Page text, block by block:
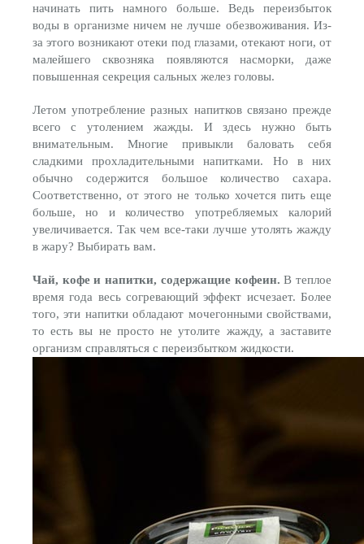
начинать пить намного больше. Ведь переизбыток
воды в организме ничем не лучше обезвоживания. Из-
за этого возникают отеки под глазами, отекают ноги, от
малейшего сквозняка появляются насморки, даже
повышенная секреция сальных желез головы.
Летом употребление разных напитков связано прежде
всего с утолением жажды. И здесь нужно быть
внимательным. Многие привыкли баловать себя
сладкими прохладительными напитками. Но в них
обычно содержится большое количество сахара.
Соответственно, от этого не только хочется пить еще
больше, но и количество употребляемых калорий
увеличивается. Так чем все-таки лучше утолять жажду
в жару? Выбирать вам.
Чай, кофе и напитки, содержащие кофеин. В теплое
время года весь согревающий эффект исчезает. Более
того, эти напитки обладают мочегонными свойствами,
то есть вы не просто не утолите жажду, а заставите
организм справляться с переизбытком жидкости.